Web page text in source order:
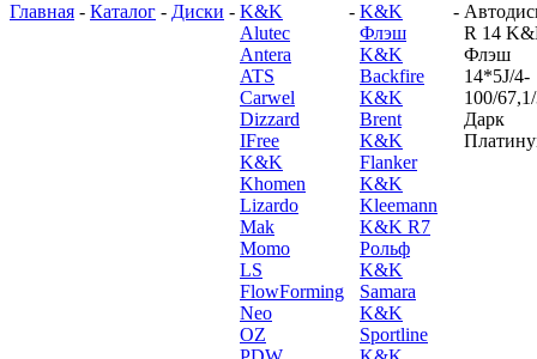
Главная - Каталог - Диски - K&K
Alutec
Antera
ATS
Carwel
Dizzard
IFree
K&K
Khomen
Lizardo
Mak
Momo
LS
FlowForming
Neo
OZ
- K&K
Флэш
K&K
Backfire
K&K
Brent
K&K
Flanker
K&K
Kleemann
K&K R7
Рольф
K&K
Samara
K&K
Sportline
-
R 14
Флэш
14*5J/4-
100/
Дарк